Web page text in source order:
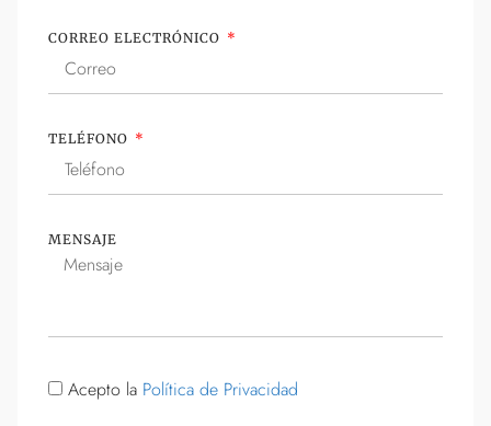
CORREO ELECTRÓNICO
TELÉFONO
MENSAJE
Acepto la Política de Privacidad